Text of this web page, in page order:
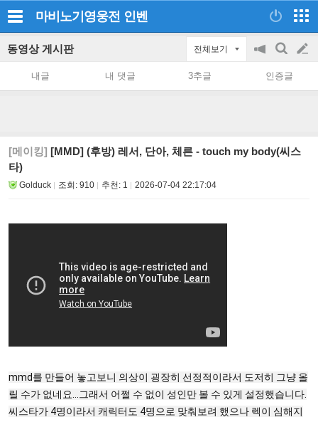
마비노기영웅전 인벤
동영상 게시판 전체보기
공
on/off
검
색
글
쓰
내글 내 댓글 3추글 인증글
[메이킹] [MMD] (후방) 레서, 단아, 체른 - touch my body(씨스
타)
Golduck 조회: 910 추천: 1 2026-07-04 22:17:04
mmd를 만들어 놓고보니 의상이 굉장히 선정적이라서 도저히 그냥 올
릴 수가 없네요...그래서 어쩔 수 없이 성인만 볼 수 있게 설정했습니다.
씨스타가 4명이라서 캐릭터도 4명으로 맞춰보려 했으나 렉이 심해지